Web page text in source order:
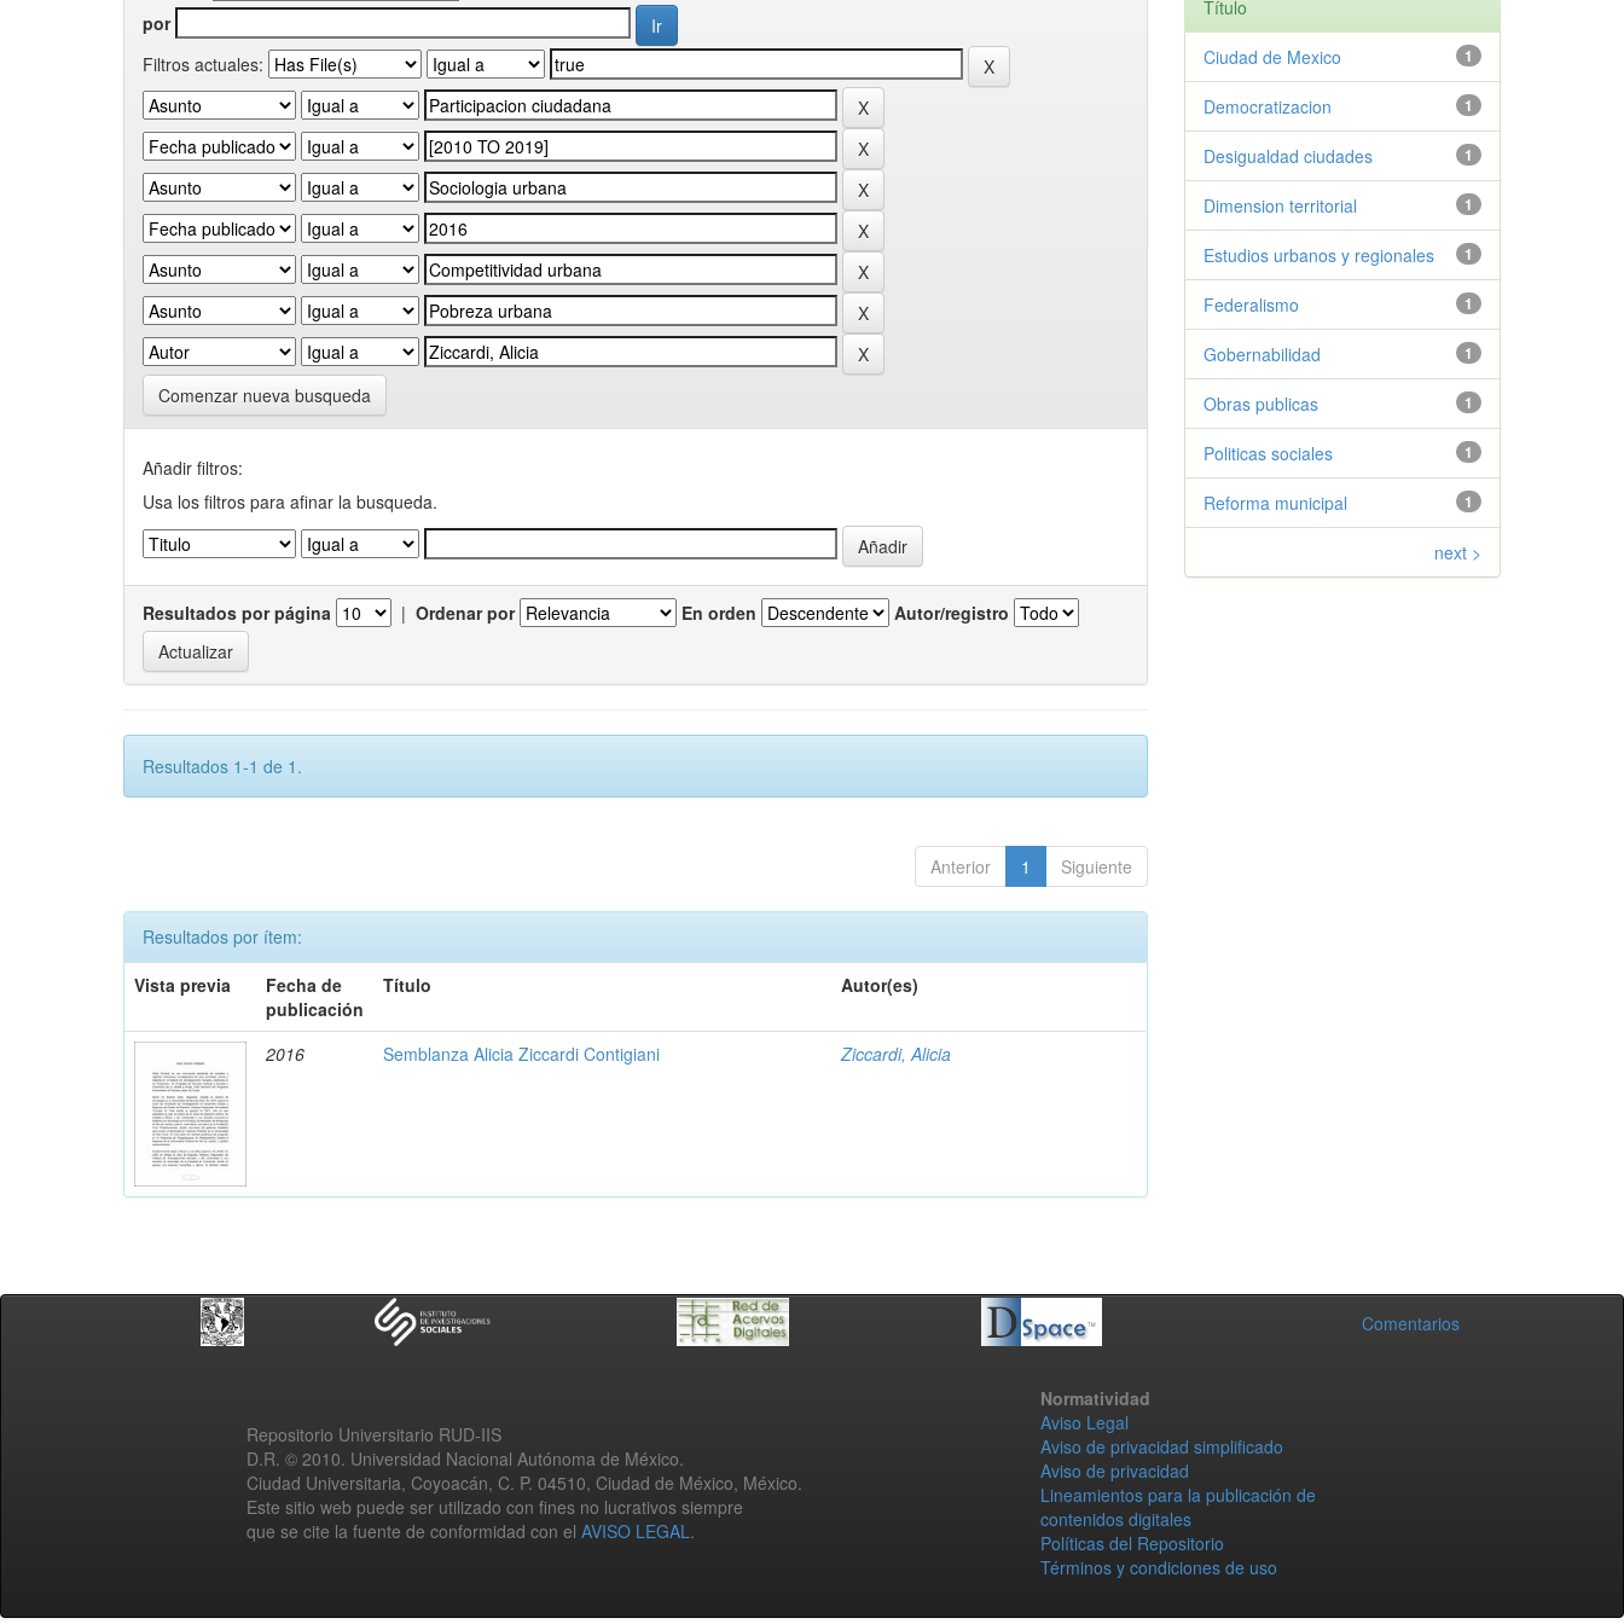
por
Filtros actuales:
Comenzar nueva busqueda
Añadir filtros:
Usa los filtros para afinar la busqueda.
Resultados por página | Ordenar por En orden Autor/registro
Resultados 1-1 de 1.
Anterior 1 Siguiente
Resultados por ítem:
Vista previa
Fecha de
publicación
Título Autor(es)
2016 Semblanza Alicia Ziccardi Contigiani Ziccardi, Alicia
Título
1
Ciudad de Mexico
1
Democratizacion
1
Desigualdad ciudades
1
Dimension territorial
1
Estudios urbanos y regionales
1
Federalismo
1
Gobernabilidad
1
Obras publicas
1
Politicas sociales
1
Reforma municipal
next >
Comentarios
Repositorio Universitario RUD-IIS
D.R. © 2010. Universidad Nacional Autónoma de México.
Ciudad Universitaria, Coyoacán, C. P. 04510, Ciudad de México, México.
Este sitio web puede ser utilizado con fines no lucrativos siempre
que se cite la fuente de conformidad con el AVISO LEGAL.
Normatividad
Aviso Legal
Aviso de privacidad simplificado
Aviso de privacidad
Lineamientos para la publicación de
contenidos digitales
Políticas del Repositorio
Términos y condiciones de uso